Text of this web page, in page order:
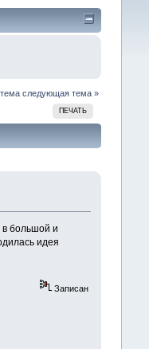
следующая тема »
ПЕЧАТЬ
в большой и
идея
Записан